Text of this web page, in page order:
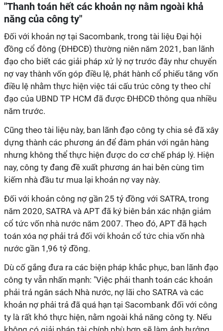
"Thanh toán hết các khoản nợ nằm ngoài khả
năng của công ty"
Đối với khoản nợ tại Sacombank, trong tài liệu Đại hội
đồng cổ đông (ĐHĐCĐ) thường niên năm 2021, ban lãnh
đạo cho biết các giải pháp xử lý nợ trước đây như chuyển
nợ vay thành vốn góp điều lệ, phát hành cổ phiếu tăng vốn
điều lệ nhằm thực hiện việc tái cấu trúc công ty theo chỉ
đạo của UBND TP HCM đã được ĐHĐCĐ thông qua nhiều
năm trước.
Cũng theo tài liệu này, ban lãnh đạo công ty chia sẻ đã xây
dựng thành các phương án để đàm phán với ngân hàng
nhưng không thể thực hiện được do cơ chế pháp lý. Hiện
nay, công ty đang đề xuất phương án hai bên cùng tìm
kiếm nhà đầu tư mua lại khoản nợ vay này.
Đối với khoản công nợ gần 25 tỷ đồng với SATRA, trong
năm 2020, SATRA và APT đã ký biên bản xác nhận giảm
cổ tức vốn nhà nước năm 2007. Theo đó, APT đã hạch
toán xóa nợ phải trả đối với khoản cổ tức chia vốn nhà
nước gần 1,96 tỷ đồng.
Dù cố gắng đưa ra các biện pháp khắc phục, ban lãnh đạo
công ty vẫn nhấn mạnh: "Việc phải thanh toán các khoản
phải trả ngân sách Nhà nước, nợ lãi cho SATRA và các
khoản nợ phải trả đã quá hạn tại Sacombank đối với công
ty là rất khó thực hiện, nằm ngoài khả năng công ty. Nếu